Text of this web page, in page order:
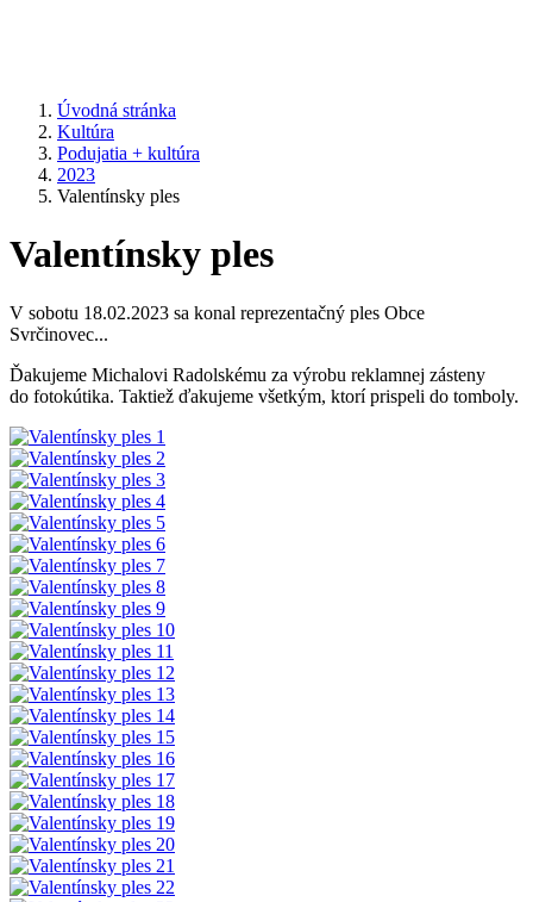
Úvodná stránka
Kultúra
Podujatia + kultúra
2023
Valentínsky ples
Valentínsky ples
V sobotu 18.02.2023 sa konal reprezentačný ples Obce
Svrčinovec...
Ďakujeme Michalovi Radolskému za výrobu reklamnej zásteny
do fotokútika. Taktiež ďakujeme všetkým, ktorí prispeli do tomboly.